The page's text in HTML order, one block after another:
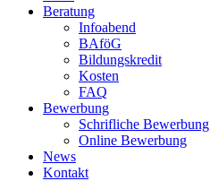
Beratung
Infoabend
BAföG
Bildungskredit
Kosten
FAQ
Bewerbung
Schrifliche Bewerbung
Online Bewerbung
News
Kontakt